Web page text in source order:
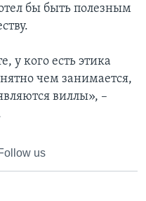
бы быть полезным
у кого есть этика
чем занимается,
виллы», –
us